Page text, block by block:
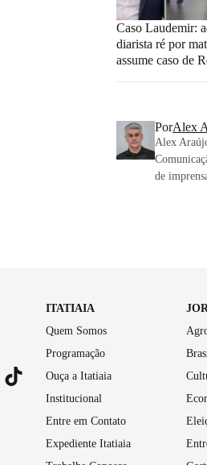
Caso Laudemir:
diarista ré por
assume caso de
PorAlex
Alex
de
ITATIAIA
Quem Somos
Programação
Ouça a Itatiaia
Institucional
Entre em Contato
Expediente Itatiaia